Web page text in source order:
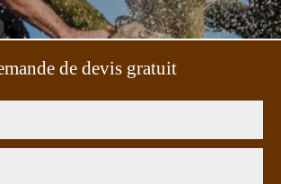
de devis gratuit